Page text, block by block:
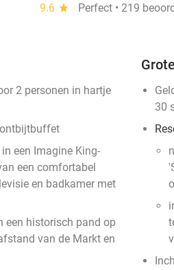
9.6 star
Perfect • 219
2 personen in hartje
een Imagine King-
een comfortabel
en badkamer met
een historisch pand op
van de Markt en
30